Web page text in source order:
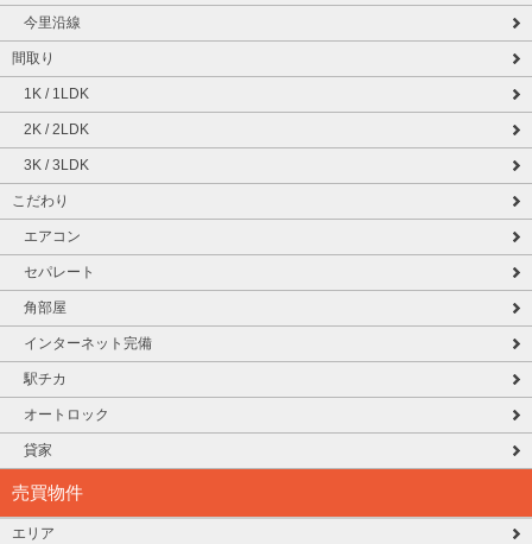
今里沿線
間取り
1K / 1LDK
2K / 2LDK
3K / 3LDK
こだわり
エアコン
セパレート
角部屋
インターネット完備
駅チカ
オートロック
貸家
売買物件
エリア